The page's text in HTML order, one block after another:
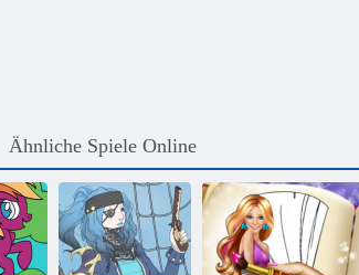
Ähnliche Spiele Online